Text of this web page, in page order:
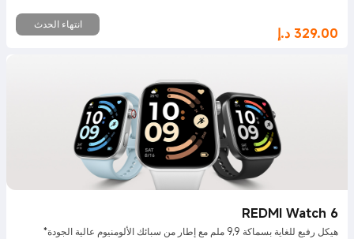
329.00 د.إ
Current Price د.إ329
انتهاء الحدث
REDMI Watch 6
هيكل رفيع للغاية بسماكة 9,9 ملم مع إطار من سبائك الألومنيوم عالية الجودة*